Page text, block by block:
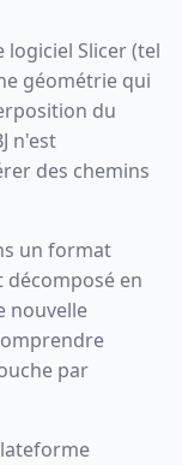
logiciel Slicer (tel
géométrie qui
du
n'est
des chemins
un format
décomposé en
nouvelle
par